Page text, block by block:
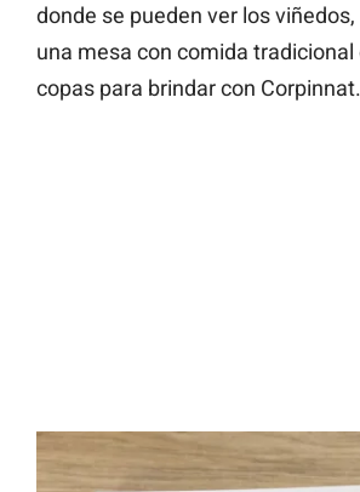
donde se pueden ver los
una mesa con comida tradicional
copas para brindar con Corpinnat.